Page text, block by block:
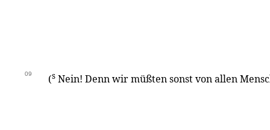
09 (s Nein! Denn wir müßten sonst von allen